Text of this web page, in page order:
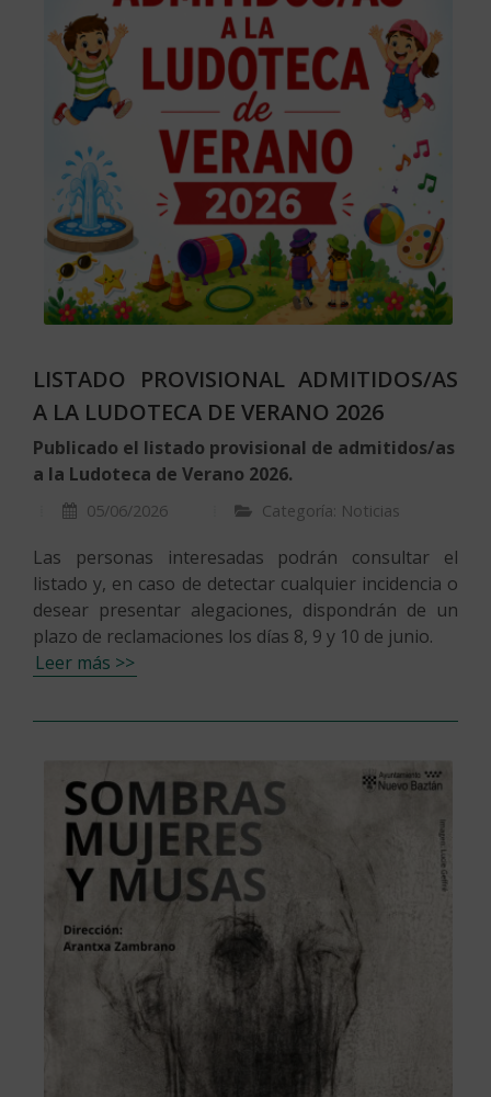
LISTADO PROVISIONAL ADMITIDOS/AS
A LA LUDOTECA DE VERANO 2026
Publicado el listado provisional de admitidos/as
a la Ludoteca de Verano 2026.
05/06/2026 Categoría: Noticias
Las personas interesadas podrán consultar el
listado y, en caso de detectar cualquier incidencia o
desear presentar alegaciones, dispondrán de un
plazo de reclamaciones los días 8, 9 y 10 de junio.
Leer más >>